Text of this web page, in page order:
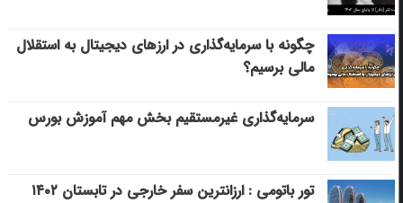
چگونه با سرمایه‌گذاری در ارزهای دیجیتال به استقلال
مالی برسیم؟
سرمایه‌گذاری غیرمستقیم بخش مهم آموزش بورس
تور باتومی : ارزانترین سفر خارجی در تابستان ۱۴۰۲